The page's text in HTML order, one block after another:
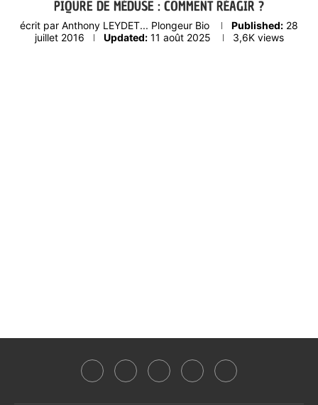
PIQÛRE DE MÉDUSE : COMMENT RÉAGIR ?
écrit par Anthony LEYDET... Plongeur Bio Published: 28
juillet 2016
Updated: 11 août 2025 3,6Kviews